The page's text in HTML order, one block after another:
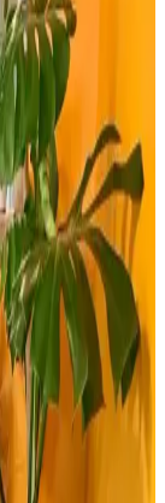
dayanıklılık ve
En uygun
Baharat
öğütücüsü
en uygun
Stres
Setleri
Dışarıdan stres
setler, kalite ve
yeni bir
25mm
Aracı